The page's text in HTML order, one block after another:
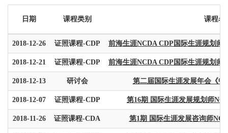
日期 课程类别 课程名
2018-12-26 证照课程-CDP 前海生涯NCDA CDP国际生涯规划师
2018-12-21 证照课程-CDP 前海生涯NCDA CDP国际生涯规划师
2018-12-13 研讨会 第二届国际生涯发展年会《
2018-12-07 证照课程-CDP 第16期 国际生涯发展规划师
2018-11-26 证照课程-CDA 第1期 国际生涯发展咨询师